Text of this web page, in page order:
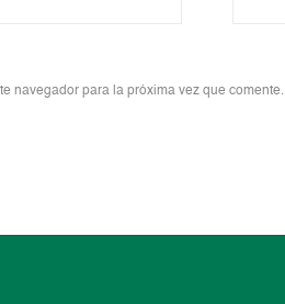
navegador para la próxima vez que comente.